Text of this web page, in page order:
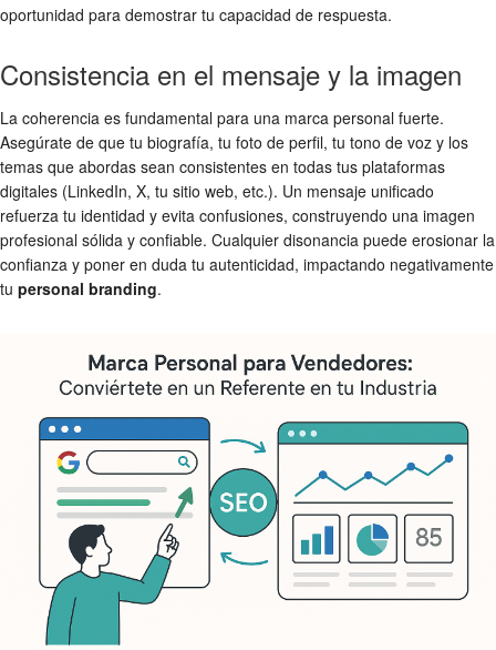
oportunidad para demostrar tu capacidad de respuesta.
Consistencia en el mensaje y la imagen
La coherencia es fundamental para una marca personal fuerte.
Asegúrate de que tu biografía, tu foto de perfil, tu tono de voz y los
temas que abordas sean consistentes en todas tus plataformas
digitales (LinkedIn, X, tu sitio web, etc.). Un mensaje unificado
refuerza tu identidad y evita confusiones, construyendo una imagen
profesional sólida y confiable. Cualquier disonancia puede erosionar la
confianza y poner en duda tu autenticidad, impactando negativamente
tu personal branding.